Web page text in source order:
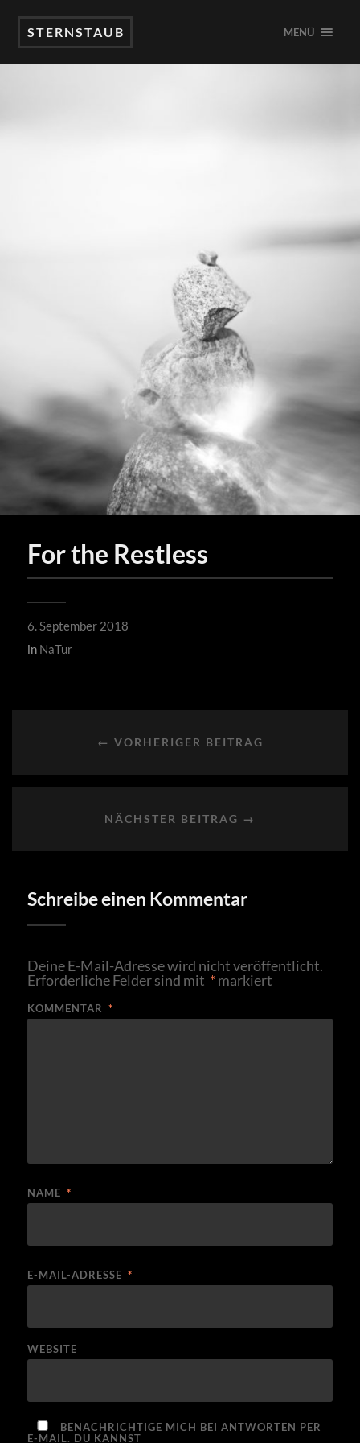
STERNSTAUB MENÜ
For the Restless
6. September 2018
in NaTur
← VORHERIGER BEITRAG
NÄCHSTER BEITRAG →
Schreibe einen Kommentar
Deine E-Mail-Adresse wird nicht veröffentlicht.
Erforderliche Felder sind mit *markiert
KOMMENTAR *
NAME *
E-MAIL-ADRESSE *
WEBSITE
BENACHRICHTIGE MICH BEI ANTWORTEN PER
E-MAIL. DU KANNST